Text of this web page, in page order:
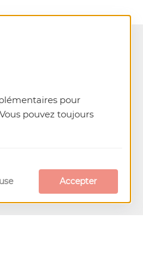
pour
pouvez toujours
Accepter